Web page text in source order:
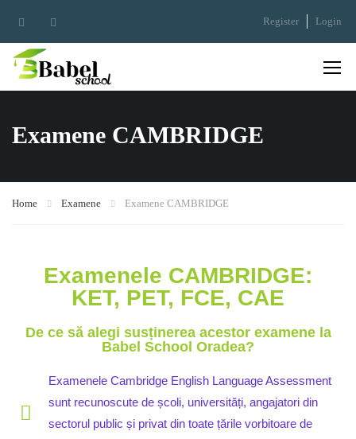
Register Login
Examene CAMBRIDGE
Home Examene Examene CAMBRIDGE
Examenele CAMBRIDGE:
KET, PET, FCE, CAE
De ce să alegi susținerea acestor examene la
Babel School Oradea?
Examenele Cambridge English Language Assessment
sunt recunoscute de școli, universități, angajatori din
sectorul public și privat din toate țările vorbitoare de